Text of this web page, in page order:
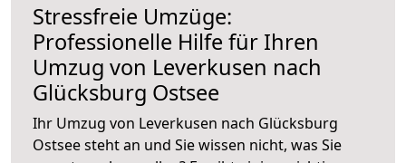
Stressfreie Umzüge:
Professionelle Hilfe für Ihren
Umzug von Leverkusen nach
Glücksburg Ostsee
Ihr Umzug von Leverkusen nach Glücksburg
Ostsee steht an und Sie wissen nicht, was Sie